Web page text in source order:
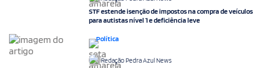
STF estende isenção de impostos na compra de veículos
para autistas nível 1 e deficiência leve
Política
Redação Pedra Azul News